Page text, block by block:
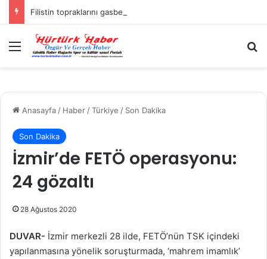
Menü
Anasayfa / Haber /Türkiye / Son Dakika
Son Dakika
İzmir’de FETÖ operasyonu:
24 gözaltı
28 Ağustos 2020
DUVAR- İzmir merkezli 28 ilde, FETÖ’nün TSK içindeki
yapılanmasına yönelik soruşturmada, ‘mahrem imamlık’